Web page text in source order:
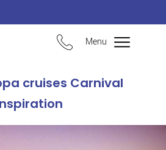
Menu
cruises Carnival